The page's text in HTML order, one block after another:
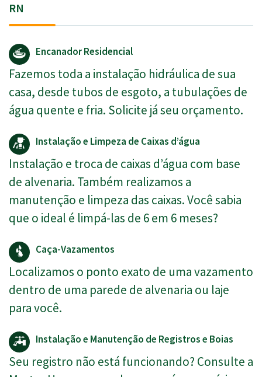
RN
Encanador Residencial
Fazemos toda a instalação hidráulica de sua
casa, desde tubos de esgoto, a tubulações de
água quente e fria. Solicite já seu orçamento.
Instalação e Limpeza de Caixas d’água
Instalação e troca de caixas d’água com base
de alvenaria. Também realizamos a
manutenção e limpeza das caixas. Você sabia
que o ideal é limpá-las de 6 em 6 meses?
Caça-Vazamentos
Localizamos o ponto exato de uma vazamento
dentro de uma parede de alvenaria ou laje
para você.
Instalação e Manutenção de Registros e Boias
Seu registro não está funcionando? Consulte a